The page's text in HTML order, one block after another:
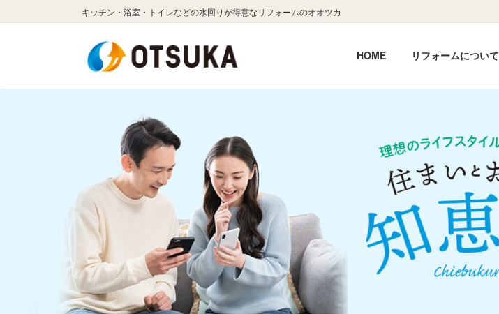
ン
へ
ビ
ョ
キッチン・浴室・トイレなどの水回りが得意なリフォームのオオツカ
HOME リフォームについて